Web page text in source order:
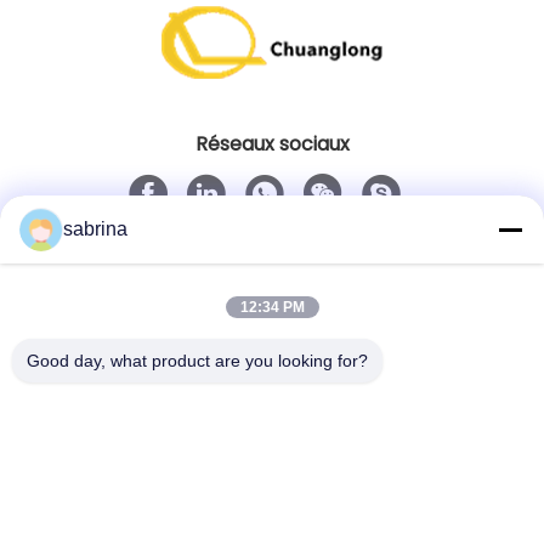
Réseaux sociaux
E-mail
sabrina
12:34 PM
Good day, what product are you looking for?